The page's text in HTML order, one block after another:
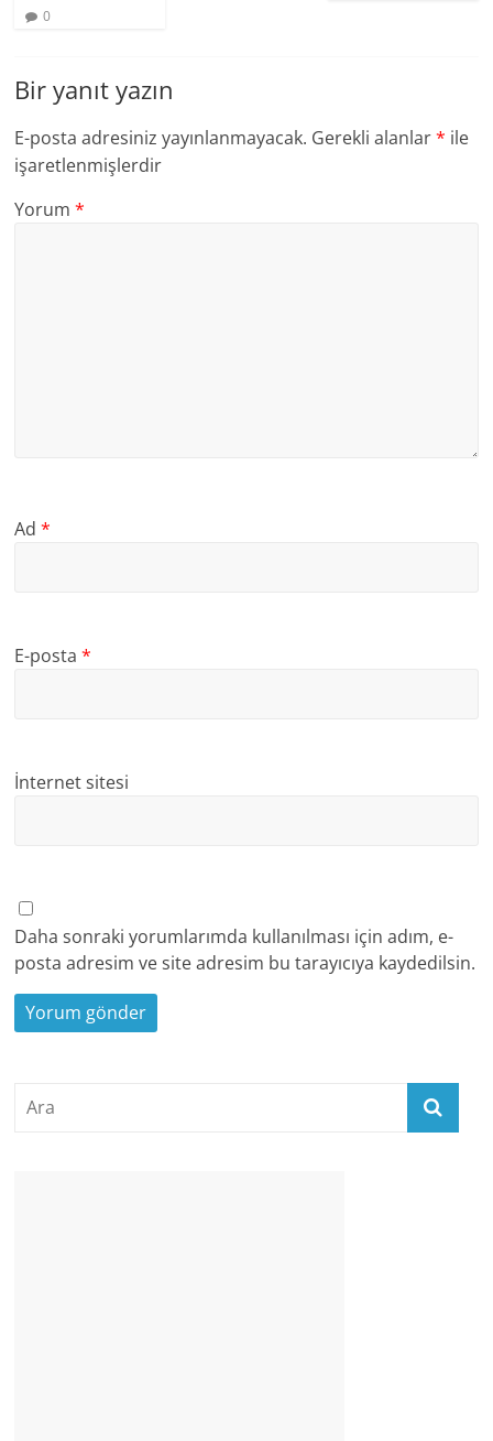
0
Bir yanıt yazın
E-posta adresiniz yayınlanmayacak. Gerekli alanlar* ile
işaretlenmişlerdir
Yorum*
Ad*
E-posta*
İnternet sitesi
Daha sonraki yorumlarımda kullanılması için adım, e-
posta adresim ve site adresim bu tarayıcıya kaydedilsin.